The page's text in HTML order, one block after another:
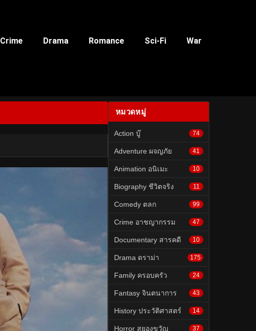
Crime Drama Romance Sci-Fi War
หมวดหมู่
Action บู๊ 74
Adventure ผจญภัย 41
Animation อนิเมะ 10
Biography ชีวิตจริง 11
Comedy ตลก 99
Crime อาชญากรรม 47
Documentary สารคดี 10
Drama ดราม่า 175
Family ครอบครัว 24
Fantasy จินตนาการ 43
History ประวัติศาสตร์ 14
Horror สยองขวัญ 37